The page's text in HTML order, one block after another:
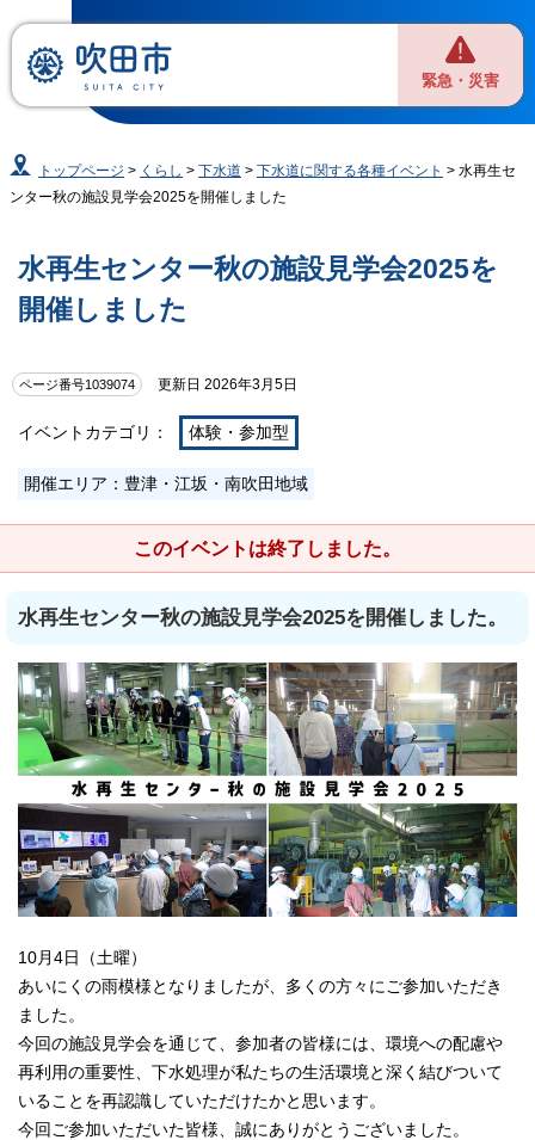
緊急・災害
トップページ > くらし >下水道 >下水道に関する各種イベント > 水再生セ
ンター秋の施設見学会2025を開催しました
水再生センター秋の施設見学会2025を
開催しました
ページ番号1039074 更新日 2026年3月5日
イベントカテゴリ： 体験・参加型
開催エリア：豊津・江坂・南吹田地域
このイベントは終了しました。
水再生センター秋の施設見学会2025を開催しました。
10月4日（土曜）
あいにくの雨模様となりましたが、多くの方々にご参加いただき
ました。
今回の施設見学会を通じて、参加者の皆様には、環境への配慮や
再利用の重要性、下水処理が私たちの生活環境と深く結びついて
いることを再認識していただけたかと思います。
今回ご参加いただいた皆様、誠にありがとうございました。